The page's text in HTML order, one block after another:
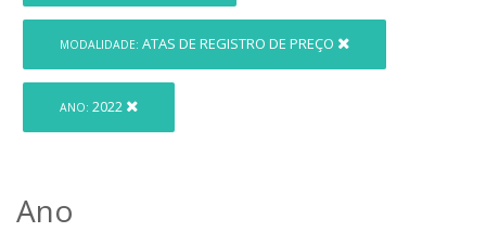
MODALIDADE: ATAS DE REGISTRO DE PREÇO
ANO: 2022
Ano